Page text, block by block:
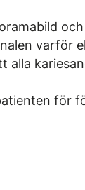
varför
alla
för